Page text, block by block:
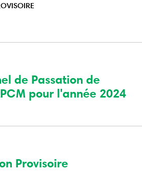
de Passation de
pour l'année 2024
Provisoire